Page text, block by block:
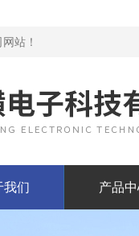
站！
我们 产品